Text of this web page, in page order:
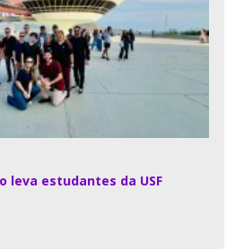
leva estudantes da USF